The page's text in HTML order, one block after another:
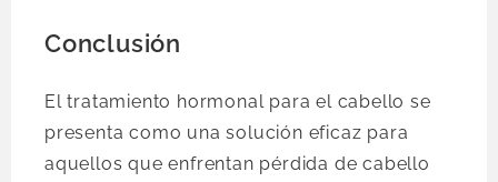
Conclusión
El tratamiento hormonal para el cabello se
presenta como una solución eficaz para
aquellos que enfrentan pérdida de cabello